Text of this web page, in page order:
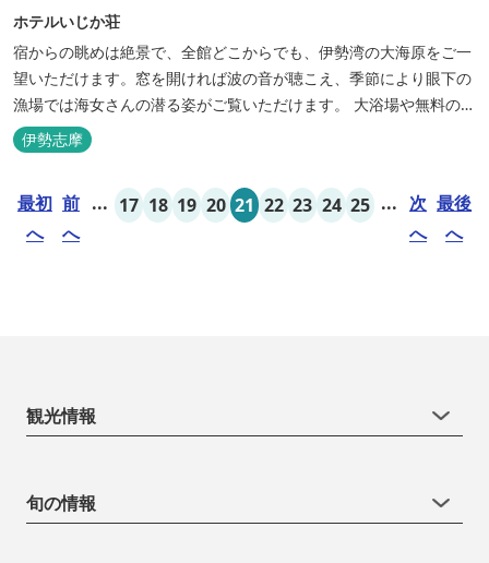
ホテルいじか荘
宿からの眺めは絶景で、全館どこからでも、伊勢湾の大海原をご一
望いただけます。窓を開ければ波の音が聴こえ、季節により眼下の
漁場では海女さんの潜る姿がご覧いただけます。 大浴場や無料の貸
切専用家族風呂でも敷地内から湧出した温泉をお楽しみいただけま
す。
伊勢志摩
最初
へ
前
へ
... 17 18 19 20 21 22 23 24 25 ... 次
へ
最後
へ
観光情報
旬の情報